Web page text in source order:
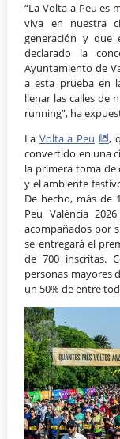
“La Volta a Peu es
viva en nuestra
generación y que
declarado la
Ayuntamiento de
a esta prueba en
llenar las calles de
running”, ha
La Volta a Peu
,
convertido en una
la primera toma
y el ambiente
De hecho, más de
Peu València
acompañados por
se entregará el
de 700 inscritas.
personas mayores
un 50% de entre